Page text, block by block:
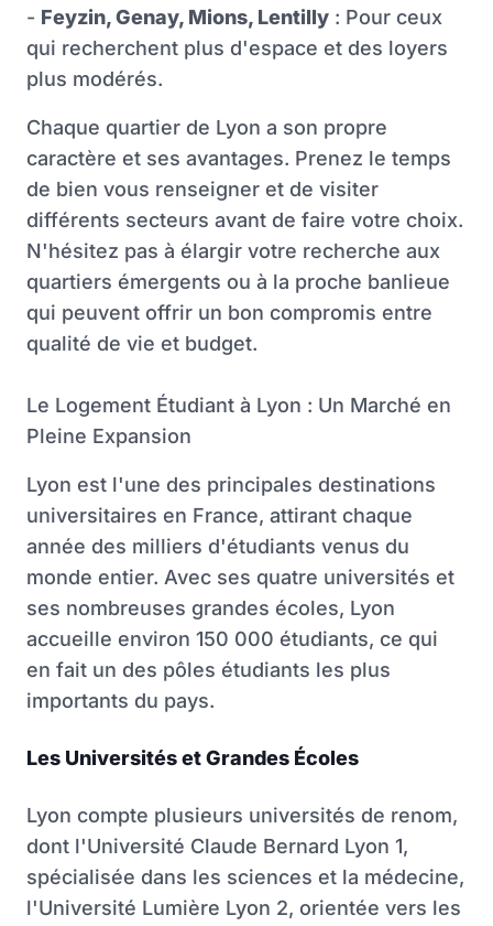
- Feyzin, Genay, Mions, Lentilly : Pour ceux
qui recherchent plus d'espace et des loyers
plus modérés.
Chaque quartier de Lyon a son propre
caractère et ses avantages. Prenez le temps
de bien vous renseigner et de visiter
différents secteurs avant de faire votre choix.
N'hésitez pas à élargir votre recherche aux
quartiers émergents ou à la proche banlieue
qui peuvent offrir un bon compromis entre
qualité de vie et budget.
Le Logement Étudiant à Lyon : Un Marché en
Pleine Expansion
Lyon est l'une des principales destinations
universitaires en France, attirant chaque
année des milliers d'étudiants venus du
monde entier. Avec ses quatre universités et
ses nombreuses grandes écoles, Lyon
accueille environ 150 000 étudiants, ce qui
en fait un des pôles étudiants les plus
importants du pays.
Les Universités et Grandes Écoles
Lyon compte plusieurs universités de renom,
dont l'Université Claude Bernard Lyon 1,
spécialisée dans les sciences et la médecine,
l'Université Lumière Lyon 2, orientée vers les